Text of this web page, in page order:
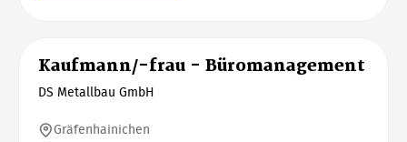
Kaufmann/-frau - Büromanagement
DS Metallbau GmbH
Gräfenhainichen